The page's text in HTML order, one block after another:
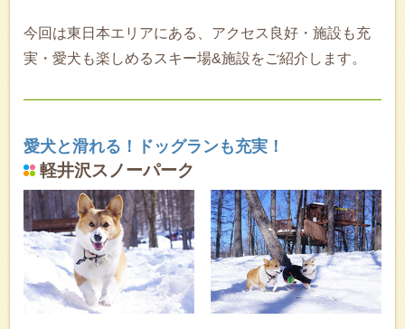
今回は東日本エリアにある、アクセス良好・施設も充
実・愛犬も楽しめるスキー場&施設をご紹介します。
愛犬と滑れる！ドッグランも充実！
軽井沢スノーパーク